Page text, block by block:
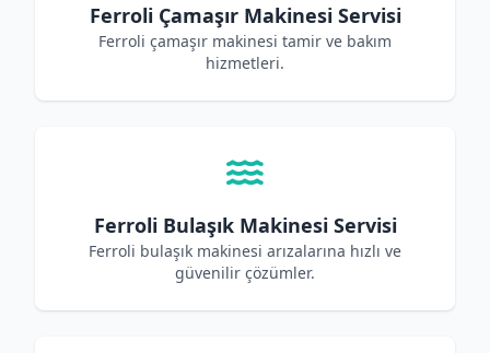
Ferroli Çamaşır Makinesi Servisi
Ferroli çamaşır makinesi tamir ve bakım
hizmetleri.
Ferroli Bulaşık Makinesi Servisi
Ferroli bulaşık makinesi arızalarına hızlı ve
güvenilir çözümler.